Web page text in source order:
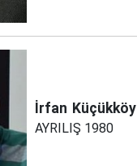
İrfan Küçükköy
AYRILIŞ 1980